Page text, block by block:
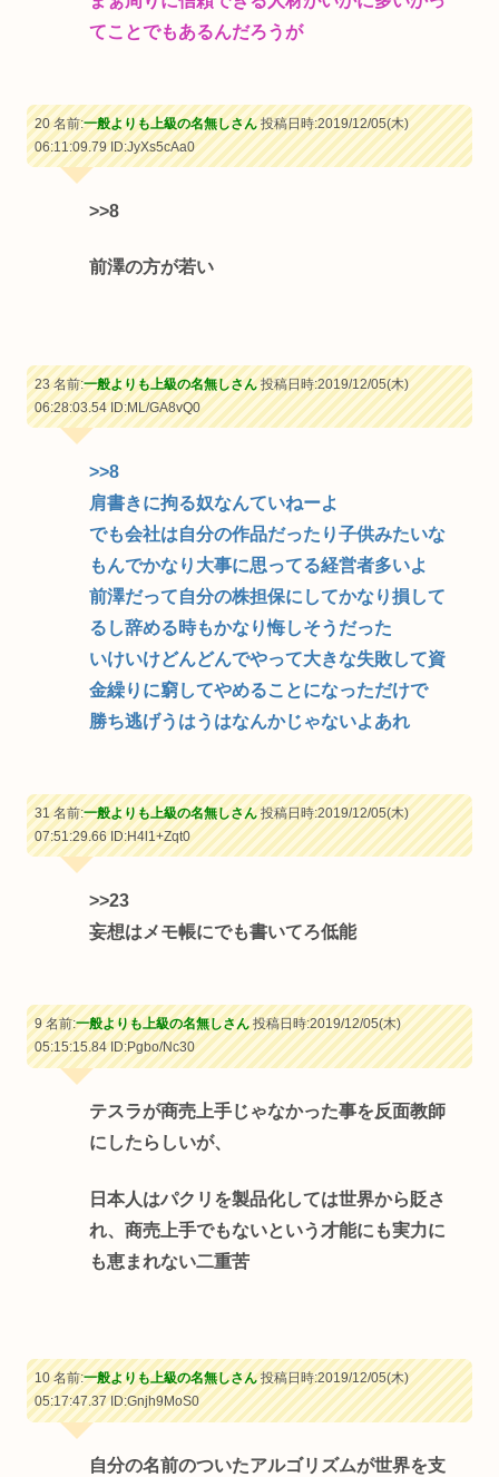
てことでもあるんだろうが
20 名前:一般よりも上級の名無しさん投稿日時:2019/12/05(木)
06:11:09.79ID:JyXs5cAa0
>>8
前澤の方が若い
23 名前:一般よりも上級の名無しさん投稿日時:2019/12/05(木)
06:28:03.54ID:ML/GA8vQ0
>>8
肩書きに拘る奴なんていねーよ
でも会社は自分の作品だったり子供みたいな
もんでかなり大事に思ってる経営者多いよ
前澤だって自分の株担保にしてかなり損して
るし辞める時もかなり悔しそうだった
いけいけどんどんでやって大きな失敗して資
金繰りに窮してやめることになっただけで
勝ち逃げうはうはなんかじゃないよあれ
31 名前:一般よりも上級の名無しさん投稿日時:2019/12/05(木)
07:51:29.66ID:H4l1+Zqt0
>>23
妄想はメモ帳にでも書いてろ低能
9 名前:一般よりも上級の名無しさん投稿日時:2019/12/05(木)
05:15:15.84ID:Pgbo/Nc30
テスラが商売上手じゃなかった事を反面教師
にしたらしいが、
日本人はパクリを製品化しては世界から貶さ
れ、商売上手でもないという才能にも実力に
も恵まれない二重苦
10 名前:一般よりも上級の名無しさん投稿日時:2019/12/05(木)
05:17:47.37ID:Gnjh9MoS0
自分の名前のついたアルゴリズムが世界を支